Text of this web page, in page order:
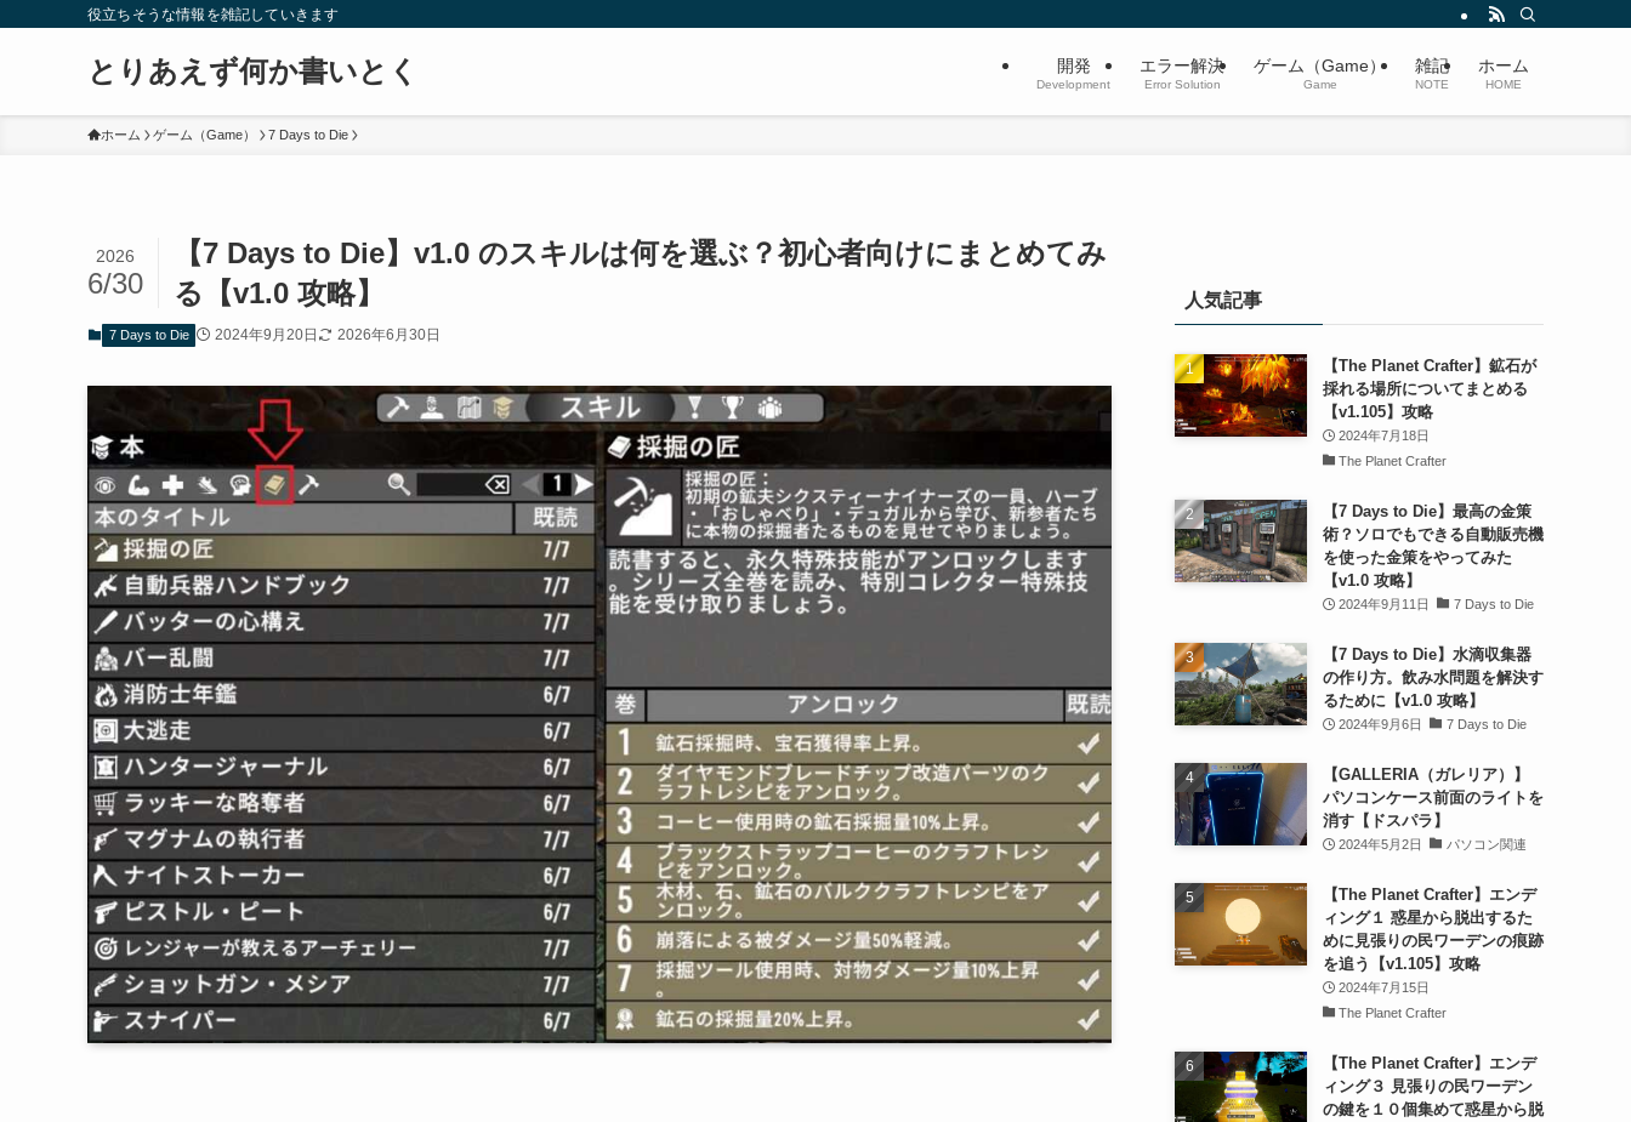
役立ちそうな情報を雑記していきます
とりあえず何か書いとく 開発
Development
エラー解決
Error Solution
ゲーム（Game）
Game
雑記
NOTE
ホーム
HOME
ホーム ゲーム（Game） 7 Days to Die
【7 Days to Die】v1.0 のスキルは何を選ぶ？初心者向けにまとめてみ
る【v1.0 攻略】
2026
6/30
7 Days to Die 2024年9月20日 2026年6月30日
人気記事
【The Planet Crafter】鉱石が
採れる場所についてまとめる
【v1.105】攻略
2024年7月18日
The Planet Crafter
【7 Days to Die】最高の金策
術？ソロでもできる自動販売機
を使った金策をやってみた
【v1.0 攻略】
2024年9月11日 7 Days to Die
【7 Days to Die】水滴収集器
の作り方。飲み水問題を解決す
るために【v1.0 攻略】
2024年9月6日 7 Days to Die
【GALLERIA（ガレリア）】
パソコンケース前面のライトを
消す【ドスパラ】
2024年5月2日 パソコン関連
【The Planet Crafter】エンデ
ィング１ 惑星から脱出するた
めに見張りの民ワーデンの痕跡
を追う【v1.105】攻略
2024年7月15日
The Planet Crafter
【The Planet Crafter】エンデ
ィング３ 見張りの民ワーデン
の鍵を１０個集めて惑星から脱